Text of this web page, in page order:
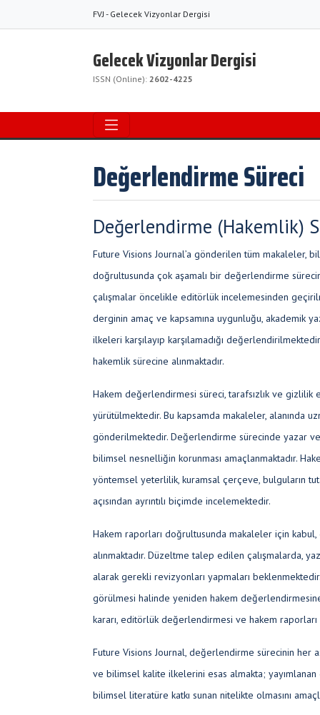
FVJ - Gelecek Vizyonlar Dergisi
Gelecek Vizyonlar Dergisi
ISSN (Online): 2602-4225
Değerlendirme Süreci
Değerlendirme (Hakemlik)
Future Visions Journal’a gönderilen tüm makaleler,
doğrultusunda çok aşamalı bir değerlendirme
çalışmalar öncelikle editörlük incelemesinden
derginin amaç ve kapsamına uygunluğu, akademik
ilkeleri karşılayıp karşılamadığı
hakemlik sürecine alınmaktadır.
Hakem değerlendirmesi süreci, tarafsızlık ve gizlilik
yürütülmektedir. Bu kapsamda makaleler, alanında
gönderilmektedir. Değerlendirme sürecinde yazar
bilimsel nesnelliğin korunması amaçlanmaktadır.
yöntemsel yeterlilik, kuramsal çerçeve, bulguların
açısından ayrıntılı biçimde incelemektedir.
Hakem raporları doğrultusunda makaleler için
alınmaktadır. Düzeltme talep edilen çalışmalarda,
alarak gerekli revizyonları yapmaları
görülmesi halinde yeniden hakem
kararı, editörlük değerlendirmesi ve hakem
Future Visions Journal, değerlendirme sürecinin her
ve bilimsel kalite ilkelerini esas almakta; yayımlanan
bilimsel literatüre katkı sunan nitelikte olmasını